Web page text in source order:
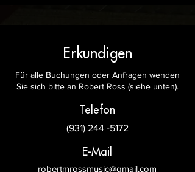
Erkundigen
Für alle Buchungen oder Anfragen wenden
Sie sich bitte an Robert Ross (siehe unten).
Telefon
(931) 244 -5172
E-Mail
robertmrossmusic@gmail.com